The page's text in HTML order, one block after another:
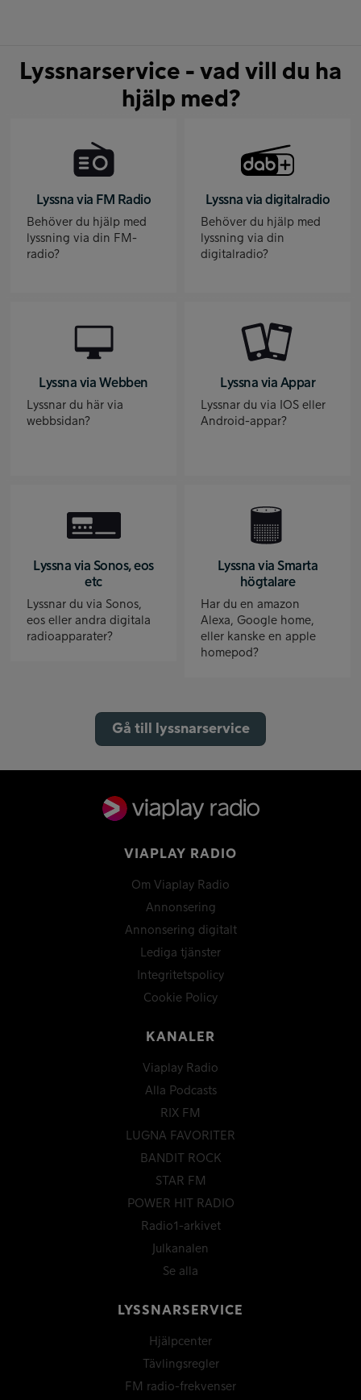
Lyssnarservice - vad vill du ha
hjälp med?
Lyssna via FM Radio
Behöver du hjälp med
lyssning via din FM-
radio?
Lyssna via digitalradio
Behöver du hjälp med
lyssning via din
digitalradio?
Lyssna via Webben
Lyssnar du här via
webbsidan?
Lyssna via Appar
Lyssnar du via IOS eller
Android-appar?
Lyssna via Sonos, eos
etc
Lyssnar du via Sonos,
eos eller andra digitala
radioapparater?
Lyssna via Smarta
högtalare
Har du en amazon
Alexa, Google home,
eller kanske en apple
homepod?
Gå till lyssnarservice
VIAPLAY RADIO
Om Viaplay Radio
Annonsering
Annonsering digitalt
Lediga tjänster
Integritetspolicy
Cookie Policy
KANALER
Viaplay Radio
Alla Podcasts
RIX FM
LUGNA FAVORITER
BANDIT ROCK
STAR FM
POWER HIT RADIO
Radio1-arkivet
Julkanalen
Se alla
LYSSNARSERVICE
Hjälpcenter
Tävlingsregler
FM radio-frekvenser